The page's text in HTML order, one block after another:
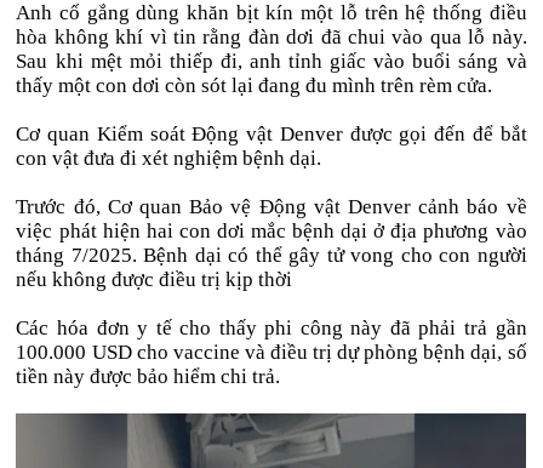
Anh cố gắng dùng khăn bịt kín một lỗ trên hệ thống điều
hòa không khí vì tin rằng đàn dơi đã chui vào qua lỗ này.
Sau khi mệt mỏi thiếp đi, anh tỉnh giấc vào buổi sáng và
thấy một con dơi còn sót lại đang đu mình trên rèm cửa.
Cơ quan Kiểm soát Động vật Denver được gọi đến để bắt
con vật đưa đi xét nghiệm bệnh dại.
Trước đó, Cơ quan Bảo vệ Động vật Denver cảnh báo về
việc phát hiện hai con dơi mắc bệnh dại ở địa phương vào
tháng 7/2025. Bệnh dại có thể gây tử vong cho con người
nếu không được điều trị kịp thời
Các hóa đơn y tế cho thấy phi công này đã phải trả gần
100.000 USD cho vaccine và điều trị dự phòng bệnh dại, số
tiền này được bảo hiểm chi trả.